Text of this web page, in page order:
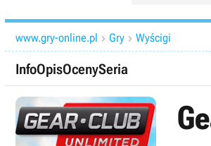
www.gry-online.pl  Gry  Wyścigi
InfoOpisOcenySeria